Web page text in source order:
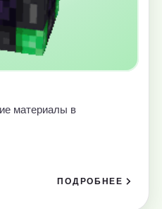
материалы в
ПОДРОБНЕЕ